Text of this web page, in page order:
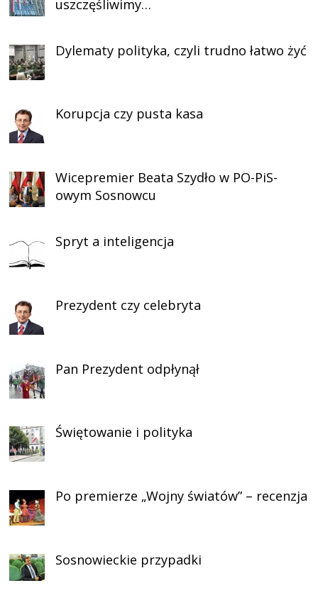
uszczęśliwimy…
Dylematy polityka, czyli trudno łatwo żyć
Korupcja czy pusta kasa
Wicepremier Beata Szydło w PO-PiS-
owym Sosnowcu
Spryt a inteligencja
Prezydent czy celebryta
Pan Prezydent odpłynął
Świętowanie i polityka
Po premierze „Wojny światów” – recenzja
Sosnowieckie przypadki